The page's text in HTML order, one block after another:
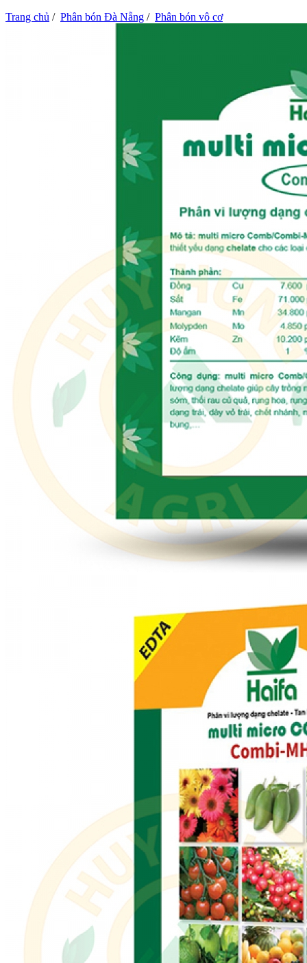
Trang chủ / Phân bón Đà Nẵng / Phân bón vô cơ